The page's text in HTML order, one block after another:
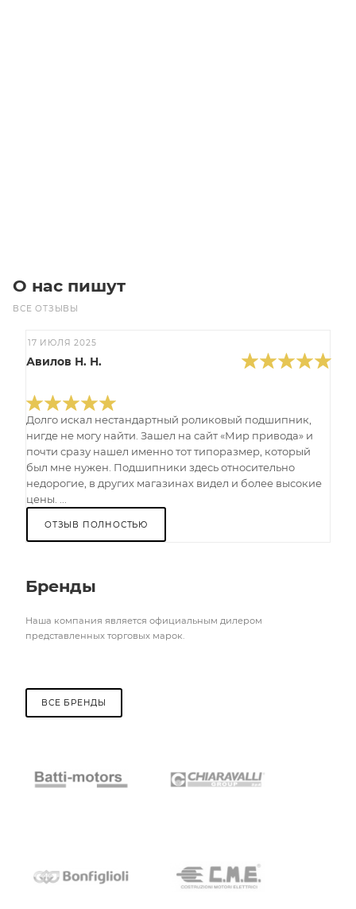
О нас пишут
ВСЕ ОТЗЫВЫ
17 ИЮЛЯ 2025
Авилов Н. Н.
Долго искал нестандартный роликовый подшипник,
нигде не могу найти. Зашел на сайт «Мир привода» и
почти сразу нашел именно тот типоразмер, который
был мне нужен. Подшипники здесь относительно
недорогие, в других магазинах видел и более высокие
цены. ...
ОТЗЫВ ПОЛНОСТЬЮ
Бренды
Наша компания является официальным дилером
представленных торговых марок.
ВСЕ БРЕНДЫ